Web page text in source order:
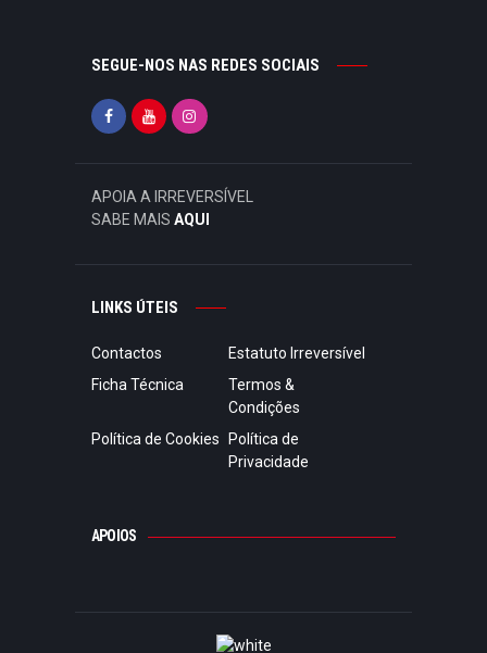
SEGUE-NOS NAS REDES SOCIAIS
APOIA A IRREVERSÍVEL
SABE MAIS AQUI
LINKS ÚTEIS
Contactos
Estatuto Irreversível
Ficha Técnica
Termos &
Condições
Política de Cookies
Política de
Privacidade
APOIOS